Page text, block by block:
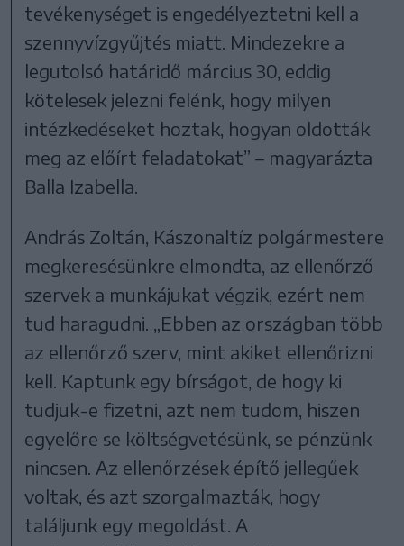
tevékenységet is engedélyeztetni kell a
szennyvízgyűjtés miatt. Mindezekre a
legutolsó határidő március 30, eddig
kötelesek jelezni felénk, hogy milyen
intézkedéseket hoztak, hogyan oldották
meg az előírt feladatokat” – magyarázta
Balla Izabella.
András Zoltán, Kászonaltíz polgármestere
megkeresésünkre elmondta, az ellenőrző
szervek a munkájukat végzik, ezért nem
tud haragudni. „Ebben az országban több
az ellenőrző szerv, mint akiket ellenőrizni
kell. Kaptunk egy bírságot, de hogy ki
tudjuk-e fizetni, azt nem tudom, hiszen
egyelőre se költségvetésünk, se pénzünk
nincsen. Az ellenőrzések építő jellegűek
voltak, és azt szorgalmazták, hogy
találjunk egy megoldást. A